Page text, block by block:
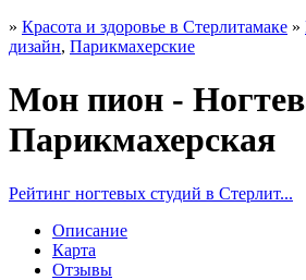
» Красота и здоровье в Стерлитамаке »
дизайн, Парикмахерские
Мон пион -
Парикмахерская
Рейтинг ногтевых студий в Стерлит...
Описание
Карта
Отзывы